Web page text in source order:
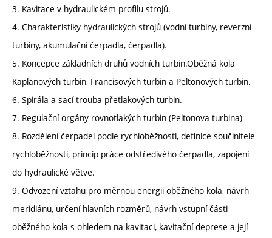
3. Kavitace v hydraulickém profilu strojů.
4. Charakteristiky hydraulických strojů (vodní turbiny, reverzní
turbiny, akumulační čerpadla, čerpadla).
5. Koncepce základních druhů vodních turbin.Oběžná kola
Kaplanových turbin, Francisových turbin a Peltonových turbin.
6. Spirála a sací trouba přetlakových turbin.
7. Regulační orgány rovnotlakých turbin (Peltonova turbina)
8. Rozdělení čerpadel podle rychloběžnosti, definice součinitele
rychloběžnosti, princip práce odstředivého čerpadla, zapojení
do hydraulické větve.
9. Odvození vztahu pro měrnou energii oběžného kola, návrh
meridiánu, určení hlavních rozměrů, návrh vstupní části
oběžného kola s ohledem na kavitaci, kavitační deprese a její